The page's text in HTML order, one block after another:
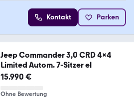
Kontakt Parken
Jeep Commander 3,0 CRD 4x4
Limited Autom. 7-Sitzer el
15.990 €
Ohne Bewertung